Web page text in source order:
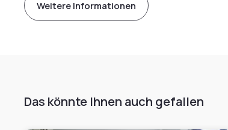
Weitere Informationen
Das könnte Ihnen auch gefallen